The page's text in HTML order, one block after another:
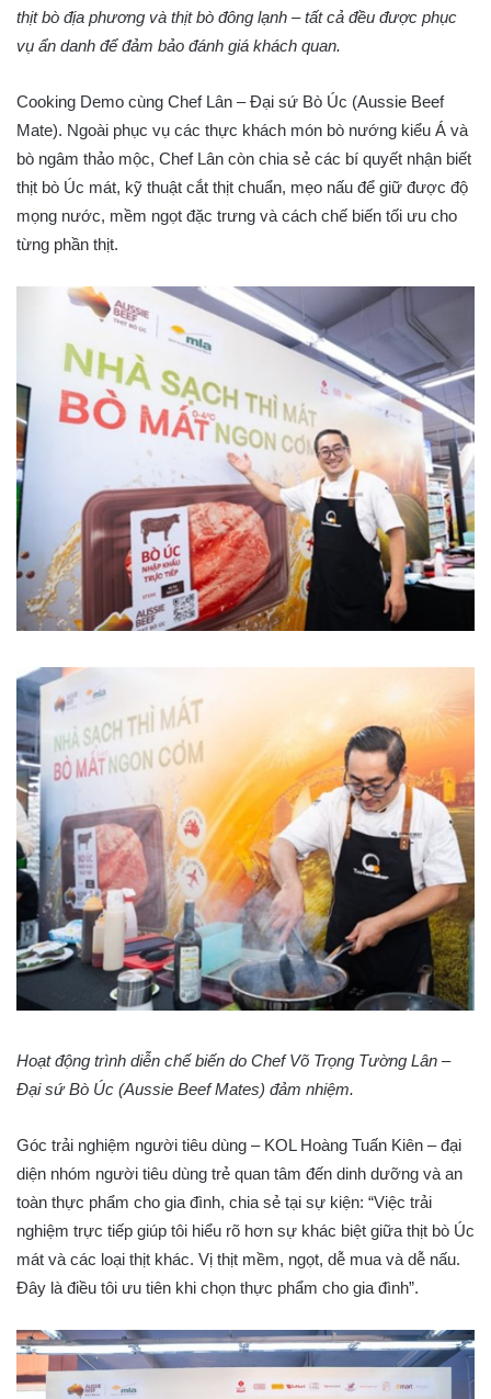
thịt bò địa phương và thịt bò đông lạnh – tất cả đều được phục
vụ ẩn danh để đảm bảo đánh giá khách quan.
Cooking Demo cùng Chef Lân – Đại sứ Bò Úc (Aussie Beef
Mate). Ngoài phục vụ các thực khách món bò nướng kiểu Á và
bò ngâm thảo mộc, Chef Lân còn chia sẻ các bí quyết nhận biết
thịt bò Úc mát, kỹ thuật cắt thịt chuẩn, mẹo nấu để giữ được độ
mọng nước, mềm ngọt đặc trưng và cách chế biến tối ưu cho
từng phần thịt.
Hoạt động trình diễn chế biến do Chef Võ Trọng Tường Lân –
Đại sứ Bò Úc (Aussie Beef Mates) đảm nhiệm.
Góc trải nghiệm người tiêu dùng – KOL Hoàng Tuấn Kiên – đại
diện nhóm người tiêu dùng trẻ quan tâm đến dinh dưỡng và an
toàn thực phẩm cho gia đình, chia sẻ tại sự kiện: “Việc trải
nghiệm trực tiếp giúp tôi hiểu rõ hơn sự khác biệt giữa thịt bò Úc
mát và các loại thịt khác. Vị thịt mềm, ngọt, dễ mua và dễ nấu.
Đây là điều tôi ưu tiên khi chọn thực phẩm cho gia đình”.